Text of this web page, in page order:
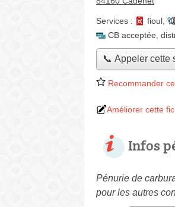
Services : fioul
CB acceptée
📞 Appeler cette
Recommander
Améliorer cette
Infos
Pénurie de
pour les autres